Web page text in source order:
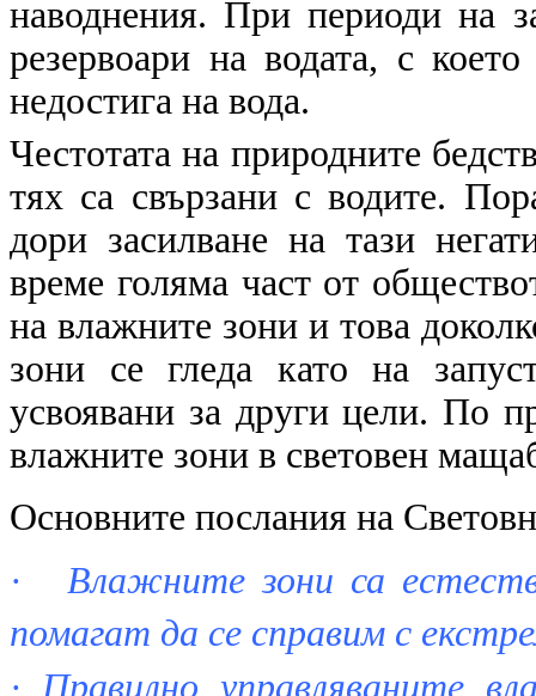
наводнения. При периоди на
резервоари на водата, с
недостига на вода.
Честотата на природните
тях са свързани с водите.
дори засилване на тази
време голяма част от
на влажните зони и това
зони се гледа като на
усвоявани за други цели. По
влажните зони в световен
Основните послания на
·
Влажните зони са
помагат да се справим с
· Правилно управляваните